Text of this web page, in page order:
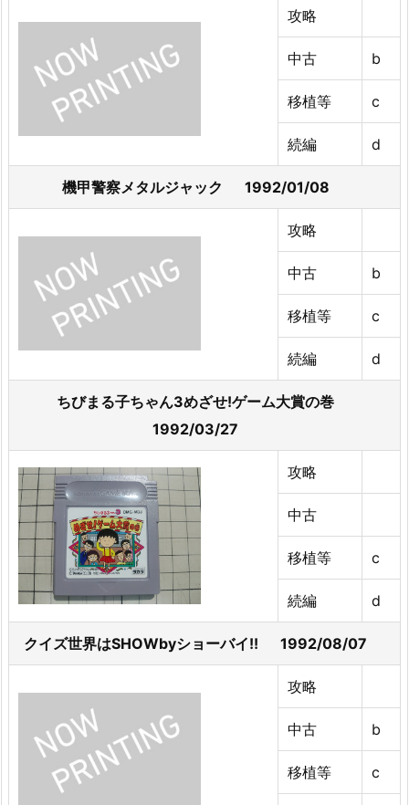
攻略
中古 b
移植等 c
続編 d
機甲警察メタルジャック 1992/01/08
攻略
中古 b
移植等 c
続編 d
ちびまる子ちゃん3めざせ!ゲーム大賞の巻
1992/03/27
攻略
中古
移植等 c
続編 d
クイズ世界はSHOWbyショーバイ!! 1992/08/07
攻略
中古 b
移植等 c